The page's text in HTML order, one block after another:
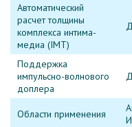
Автоматический
расчет толщины
комплекса интима-
медиа (IMT)
Поддержка
импульсно-волнового
доплера
Области применения